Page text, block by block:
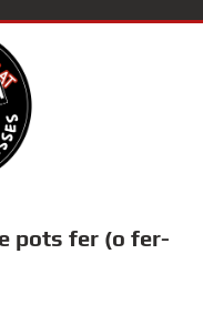
pots fer (o fer-